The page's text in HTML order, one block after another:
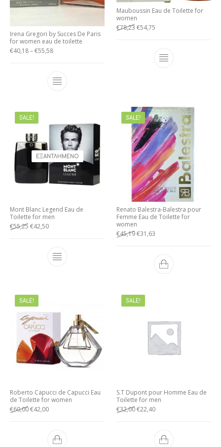
Irena Gregori by Succes De Paris
for women eau de toilette
€40,18–€55,58
Mauboussin Eau de Toilette for
women
€78,23 €54,75
SALE!
ΕΞΑΝΤΛΗΜΈΝΟ
Mont Blanc Legend Eau de
Toilette for men
€55,25 €42,50
SALE!
Renato Balestra-Balestra pour
Femme Eau de Toilette for
women
€45,19€31,63
SALE!
Roberto Capucci de Capucci Eau
de Toilette for women
€60,00€42,00
SALE!
S.T Dupont pour Homme Eau de
Toilette for men
€32,00€22,40